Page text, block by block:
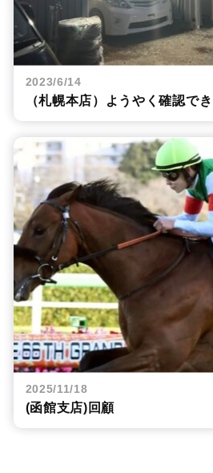
2023/6/14
（札幌本店）ようやく確認で
2025/11/18
(函館支店)回顧